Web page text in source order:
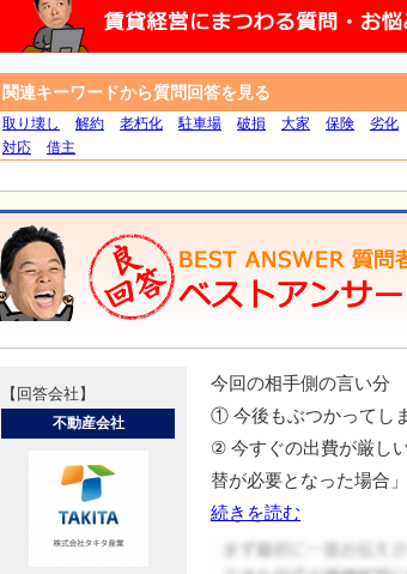
関連キーワードから質問回答を見る
取り壊し 解約 老朽化 駐車場 破損 大家 保険 劣化
対応
借主
【回答会社】
不動産会社
今回の相手側の言い分
① 今後もぶつかってし
② 今すぐの出費が厳し
替が必要となった場合
続きを読む